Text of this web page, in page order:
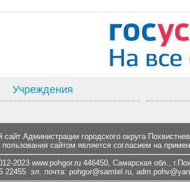
Учреждения
Администрации городского округа
сайтом является согласием на
2023 www.pohgor.ru 446450, Самарская обл.,
22455 эл. почта: pohgor@samtel.ru,